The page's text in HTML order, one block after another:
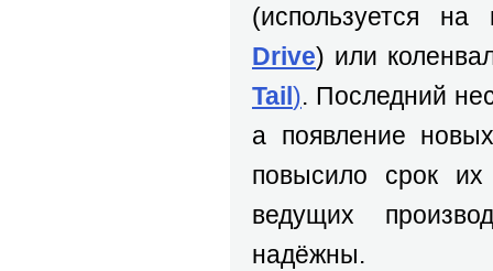
(используется
Drive) или
Tail). Последний
а появление
повысило срок
ведущих
надёжны.